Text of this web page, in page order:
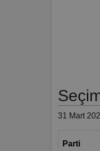
31 Mart
Parti